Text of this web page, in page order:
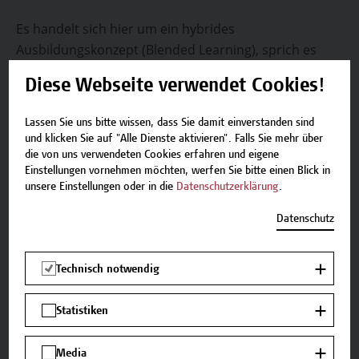
Es handelt sich hier um ein hybrides
Ausbildungskonzept (Blended Learning), sprich es
Vorteile von Präsenz-lernen kombiniert.
Folgende Lehr- und Lernmethoden kommen in
diesem Programm zum Einsatz:
Intro Session, Online Training/Learn Content, Flipped
Classroom, Social Learning, Exam Preparation
Led Training, User Engagement und Reporting, Q&A
Auf einen Blick
Zielgruppe
Diese Webseite verwendet Cookies!
Lassen Sie uns bitte wissen, dass Sie damit einverstanden sind
und klicken Sie auf "Alle Dienste aktivieren". Falls Sie mehr über
die von uns verwendeten Cookies erfahren und eigene
Einstellungen vornehmen möchten, werfen Sie bitte einen Blick in
unsere Einstellungen oder in die Datenschutzerklärung.
Datenschutz
Technisch notwendig
Statistiken
Media